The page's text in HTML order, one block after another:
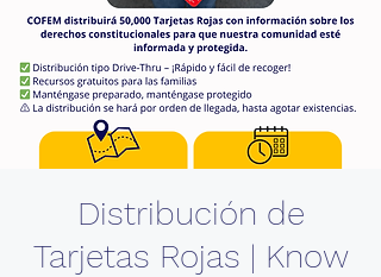
Distribución de
Tarjetas Rojas | Know